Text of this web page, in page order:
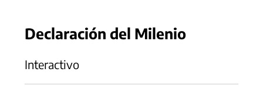
Declaración del Milenio
Interactivo